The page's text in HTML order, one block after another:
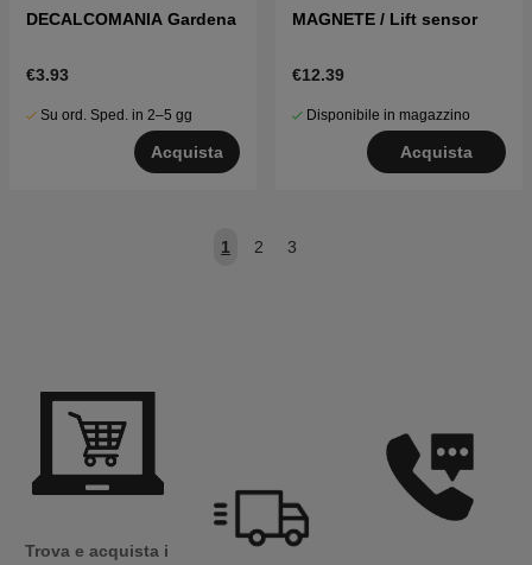
DECALCOMANIA Gardena
€3.93
Su ord. Sped. in 2–5 gg
Acquista
MAGNETE / Lift sensor
€12.39
Disponibile in magazzino
Acquista
1 2 3
Trova e acquista i